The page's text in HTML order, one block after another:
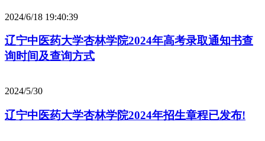
2024/6/18 19:40:39
辽宁中医药大学杏林学院2024年高考录取通知书查
询时间及查询方式
2024/5/30
辽宁中医药大学杏林学院2024年招生章程已发布!